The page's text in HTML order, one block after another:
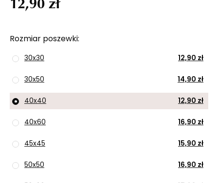
Rozmiar poszewki
30x30 12,90 zł
30x50 14,90 zł
40x40 12,90 zł
40x60 16,90 zł
45x45 15,90 zł
50x50 16,90 zł